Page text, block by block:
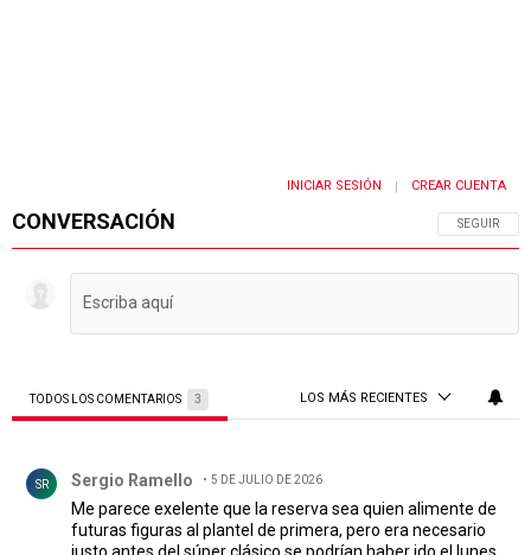
CONVERSACIÓN SIGA ESTA
SEGUIR
INICIAR SESIÓN CREAR CUENTA
TODOS LOS COMENTARIOS 3 LOS MÁS RECIENTES
SR Sergio Ramello 5 DE JULIO DE 2026
Me parece exelente que la reserva sea quien alimente de
futuras figuras al plantel de primera, pero era necesario